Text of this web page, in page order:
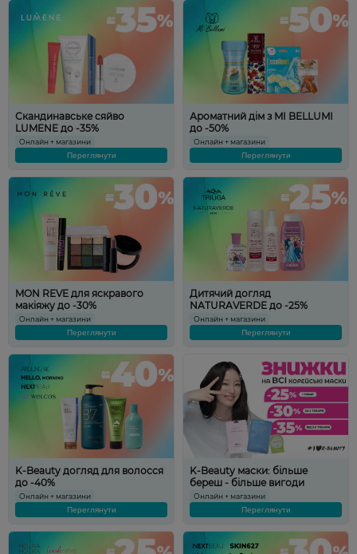
Скандинавське сяйво
LUMENE до -35%
Онлайн + магазини
Переглянути
Ароматний дім з MI BELLUMI
до -50%
Онлайн + магазини
Переглянути
MON REVE для яскравого
макіяжу до -30%
Онлайн + магазини
Переглянути
Дитячий догляд
NATURAVERDE до -25%
Онлайн + магазини
Переглянути
K-Beauty догляд для волосся
до -40%
Онлайн + магазини
Переглянути
K-Beauty маски: більше
береш - більше вигоди
Онлайн + магазини
Переглянути